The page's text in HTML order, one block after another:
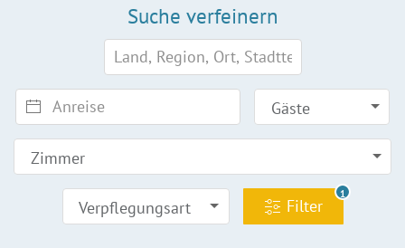
Suche verfeinern
Gäste
Zimmer
Verpflegungsart Filter
1